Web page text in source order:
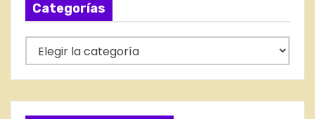
Categorías
a
t
e